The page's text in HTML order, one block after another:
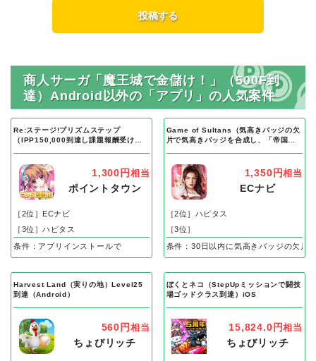
商人サーガ「魔王城で金儲け！」（500F到
達）Android以外の「アプリ」の人気案件
Re:ステージ!プリズムステップ
（IPP150,000到達し課題報酬受け取
1,300円 相当
ポイントタウン
［2位］ECナビ
［3位］ハピタス
条件：アプリインストールで
Game of Sultans（気高きバッジの欠
片で気高きバッジを合成し、「帝国五
1,350円相当
ECナビ
［2位］ハピタス
［3位］
条件：30日以内に気高きバッジの欠片
Harvest Land（実りの地）Level25
到達（Android）
560円 相当
ちょびリッチ
ぼくとネコ（StepUpミッションで闘技
場ゴッドクラス到達）iOS
15,824.0円相当
ちょびリッチ